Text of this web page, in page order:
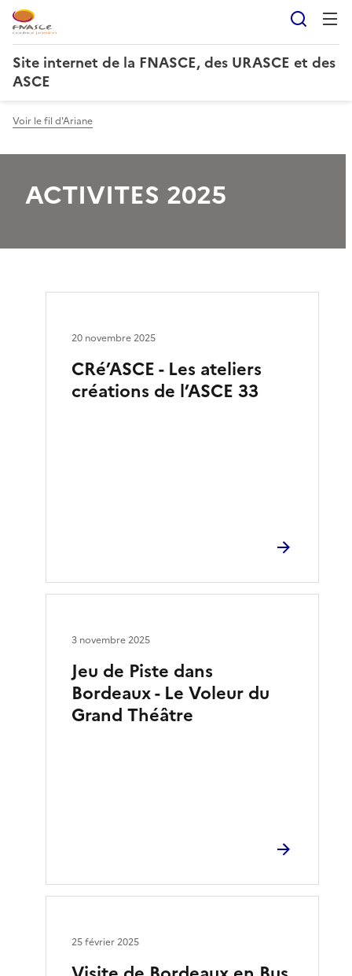
Site internet de la FNASCE, des URASCE et des
ASCE
Voir le fil d'Ariane
ACTIVITES 2025
CRé’ASCE - Les ateliers
créations de l’ASCE 33
20 novembre 2025
Jeu de Piste dans
Bordeaux - Le Voleur du
Grand Théâtre
3 novembre 2025
25 février 2025